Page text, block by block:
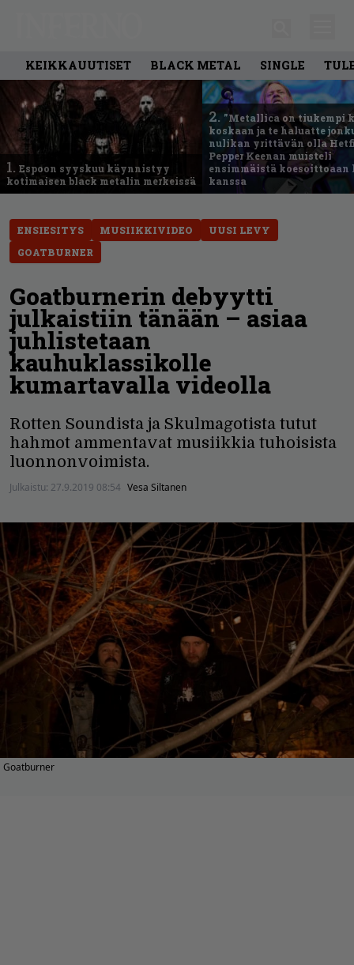
KEIKKAUUTISET BLACK METAL SINGLE
1. Espoon syyskuu käynnistyy
kotimaisen black metalin merkeissä
2. ”Metallica on tiukempi
koskaan ja te haluatte
nulikan yrittävän olla
Pepper Keenan muisteli
ensimmäistä
kanssa
ENSIESITYS MUSIIKKIVIDEO
UUSI LEVY
GOATBURNER
Goatburnerin debyytti
julkaistiin tänään – asiaa
juhlistetaan
kauhuklassikolle
kumartavalla videolla
Rotten Soundista ja Skulmagotista tutut
hahmot ammentavat musiikkia tuhoisista
luonnonvoimista.
Julkaistu: 27.9.2019 08:54 Vesa Siltanen
Goatburner